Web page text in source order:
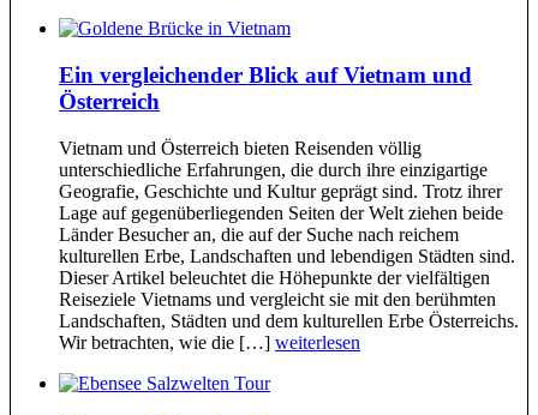
Ein vergleichender Blick auf Vietnam und
Österreich
Vietnam und Österreich bieten Reisenden völlig
unterschiedliche Erfahrungen, die durch ihre einzigartige
Geografie, Geschichte und Kultur geprägt sind. Trotz ihrer
Lage auf gegenüberliegenden Seiten der Welt ziehen beide
Länder Besucher an, die auf der Suche nach reichem
kulturellen Erbe, Landschaften und lebendigen Städten sind.
Dieser Artikel beleuchtet die Höhepunkte der vielfältigen
Reiseziele Vietnams und vergleicht sie mit den berühmten
Landschaften, Städten und dem kulturellen Erbe Österreichs.
Wir betrachten, wie die […] weiterlesen